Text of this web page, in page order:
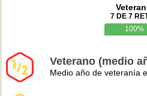
7 DE 7
100%
Veterano (medio
Medio año de veteranía